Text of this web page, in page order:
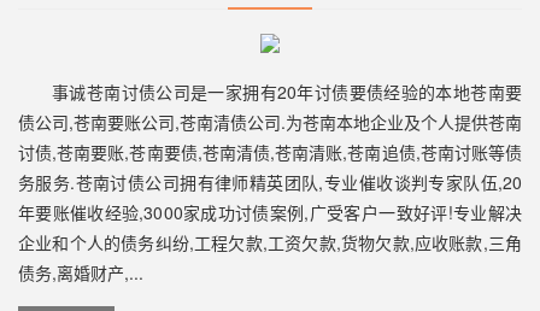
事诚苍南讨债公司是一家拥有20年讨债要债经验的本地苍南要
债公司,苍南要账公司,苍南清债公司.为苍南本地企业及个人提供苍南
讨债,苍南要账,苍南要债,苍南清债,苍南清账,苍南追债,苍南讨账等债
务服务.苍南讨债公司拥有律师精英团队,专业催收谈判专家队伍,20
年要账催收经验,3000家成功讨债案例,广受客户一致好评!专业解决
企业和个人的债务纠纷,工程欠款,工资欠款,货物欠款,应收账款,三角
债务,离婚财产,...